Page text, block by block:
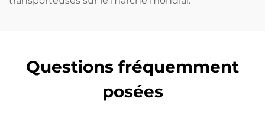
Questions fréquemment
posées